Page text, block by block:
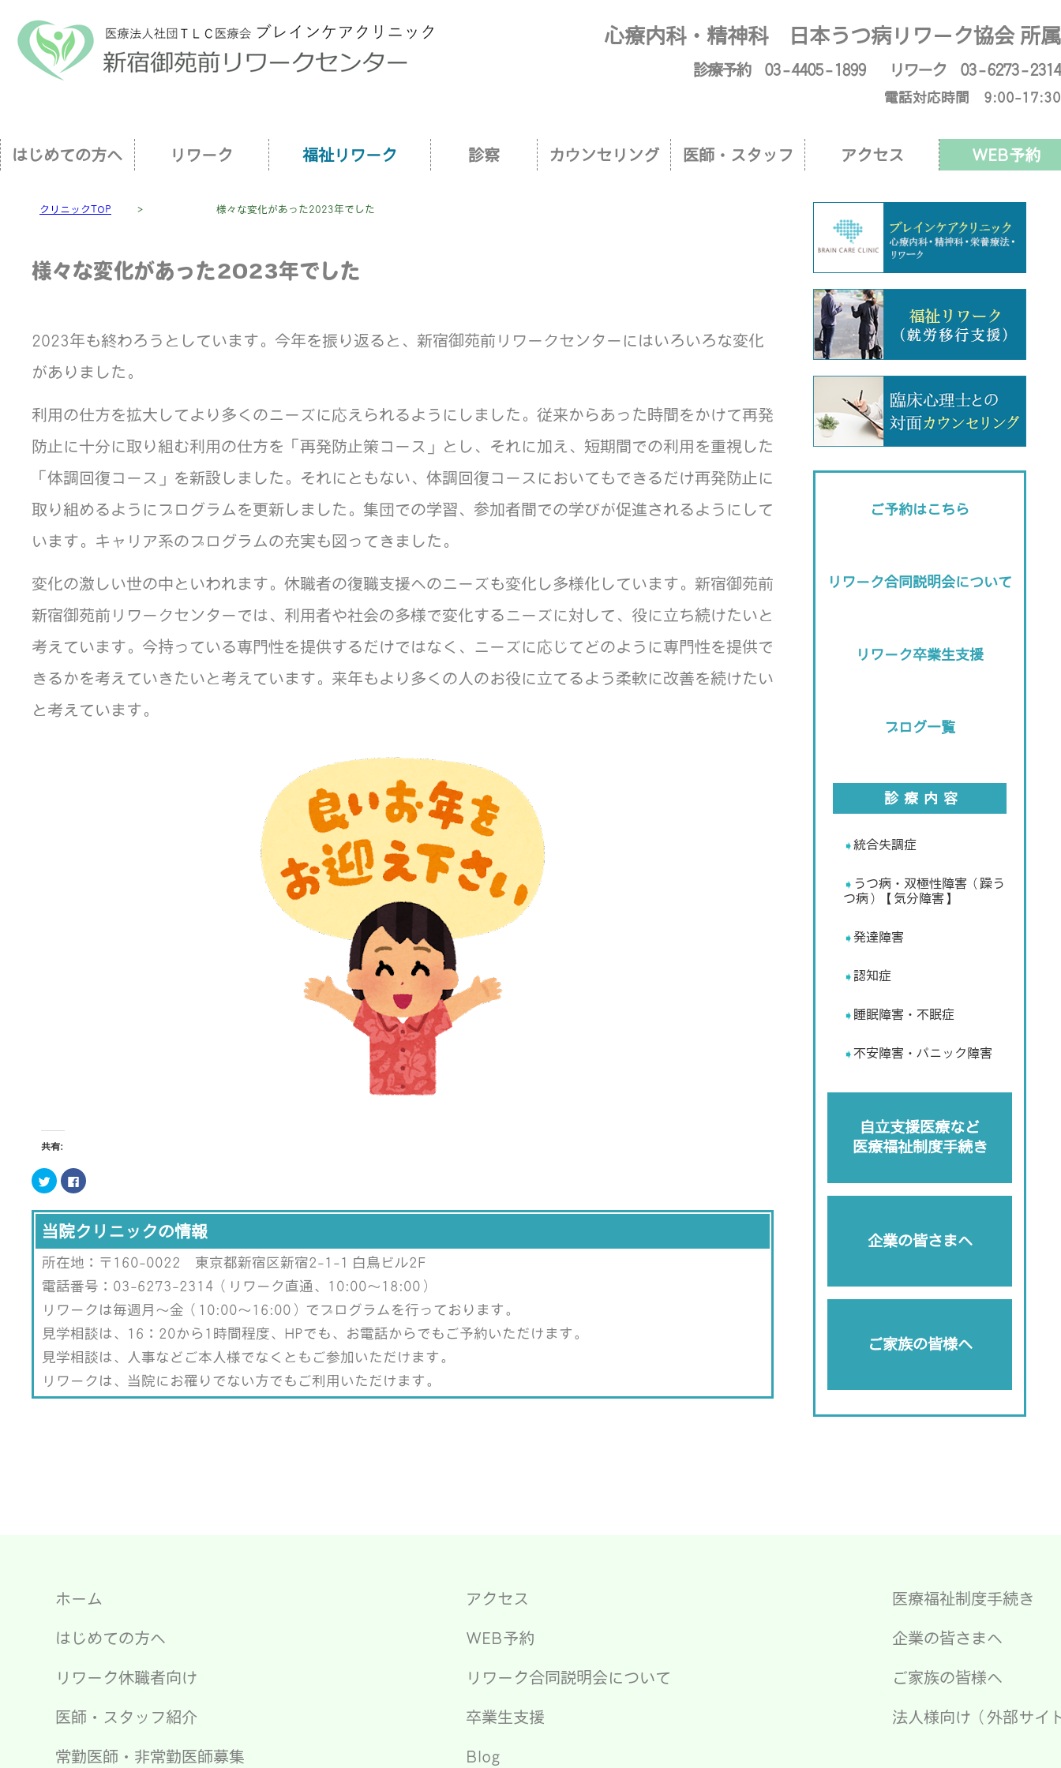
心療内科・精神科 日本うつ病リワーク協会 所属
診療予約 03 - 4405 - 1899 リワーク 03 - 6273 - 2314
電話対応時間 9:00-17:30
はじめての方へ リワーク 福祉リワーク 診察 カウンセリング 医師・スタッフ アクセス WEB予約
クリニックTOP ＞ 様々な変化があった2023年でした
様々な変化があった2023年でした
2023年も終わろうとしています。今年を振り返ると、新宿御苑前リワークセンターにはいろいろな変化
がありました。
利用の仕方を拡大してより多くのニーズに応えられるようにしました。従来からあった時間をかけて再発
防止に十分に取り組む利用の仕方を「再発防止策コース」とし、それに加え、短期間での利用を重視した
「体調回復コース」を新設しました。それにともない、体調回復コースにおいてもできるだけ再発防止に
取り組めるようにプログラムを更新しました。集団での学習、参加者間での学びが促進されるようにして
います。キャリア系のプログラムの充実も図ってきました。
変化の激しい世の中といわれます。休職者の復職支援へのニーズも変化し多様化しています。新宿御苑前
新宿御苑前リワークセンターでは、利用者や社会の多様で変化するニーズに対して、役に立ち続けたいと
考えています。今持っている専門性を提供するだけではなく、ニーズに応じてどのように専門性を提供で
きるかを考えていきたいと考えています。来年もより多くの人のお役に立てるよう柔軟に改善を続けたい
と考えています。
共有:
ク
リ
し
て
Twitter
共
有
(新
し
い
ィ
ド
ウ
で
開
き
ま
す)
Facebook
で
す
る
に
リ
ッ
ク
し
く
だ
さ
い
(新
し
い
ウ
ィ
ン
当院クリニックの情報
所在地：〒160-0022 東京都新宿区新宿2-1-1 白鳥ビル2F
電話番号：03-6273-2314（リワーク直通、10:00～18:00）
リワークは毎週月～金（10:00～16:00）でプログラムを行っております。
見学相談は、16：20から1時間程度、HPでも、お電話からでもご予約いただけます。
見学相談は、人事などご本人様でなくともご参加いただけます。
リワークは、当院にお罹りでない方でもご利用いただけます。
ご予約はこちら
リワーク合同説明会について
リワーク卒業生支援
ブログ一覧
診療内容
統合失調症
うつ病・双極性障害（躁う
つ病）【気分障害】
発達障害
認知症
睡眠障害・不眠症
不安障害・パニック障害
自立支援医療など
医療福祉制度手続き
企業の皆さまへ
ご家族の皆様へ
ホーム
はじめての方へ
リワーク休職者向け
医師・スタッフ紹介
常勤医師・非常勤医師募集
アクセス
WEB予約
リワーク合同説明会について
卒業生支援
Blog
医療福祉制度手続き
企業の皆さまへ
ご家族の皆様へ
法人様向け（外部サイ